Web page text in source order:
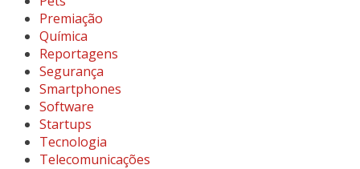
Premiação
Química
Reportagens
Segurança
Smartphones
Software
Startups
Tecnologia
Telecomunicações